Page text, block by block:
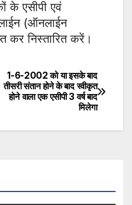
के एसीपी एवं
(ऑनलाईन
कर निस्तारित करें।
1-6-2002 को या इसके बाद
तीसरी संतान होने के बाद स्वीकृत
होने वाला एक एसीपी 3 वर्ष बाद
मिलेगा